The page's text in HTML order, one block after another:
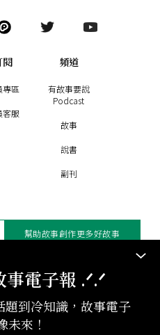
電子報 .ᐟ‪‪.ᐟ
到冷知識，故事電子
來！
閱
專區
客服
頻道
有故事要說
Podcast
故事
說書
副刊
轉載規範
幫助故事創作更多好故事